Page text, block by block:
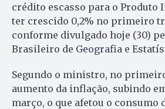
crédito escasso para o Produto
ter crescido 0,2% no primeiro
conforme divulgado hoje (30)
Brasileiro de Geografia e
Segundo o ministro, no
aumento da inflação, subindo
março, o que afetou o consumo